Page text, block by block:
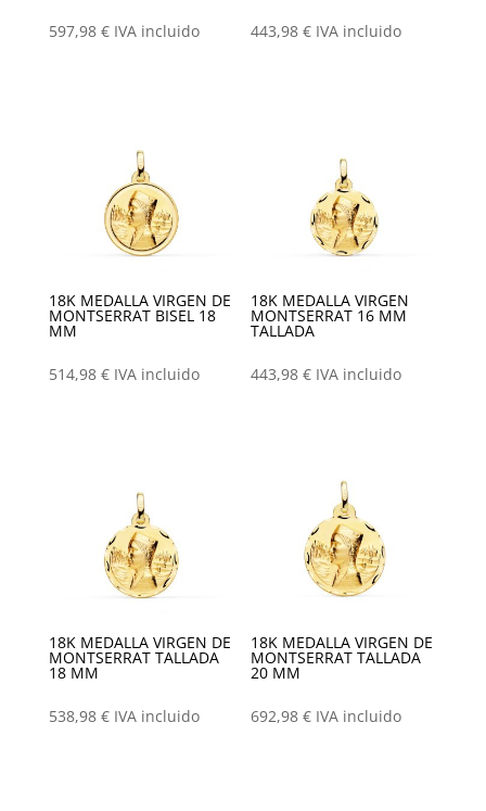
597,98 € IVA incluido 443,98€ IVA incluido
18K MEDALLA VIRGEN DE
MONTSERRAT BISEL 18
MM
514,98 € IVA incluido
18K MEDALLA VIRGEN
MONTSERRAT 16 MM
TALLADA
443,98€ IVA incluido
18K MEDALLA VIRGEN DE
MONTSERRAT TALLADA
18 MM
538,98 € IVA incluido
18K MEDALLA VIRGEN DE
MONTSERRAT TALLADA
20 MM
692,98€ IVA incluido